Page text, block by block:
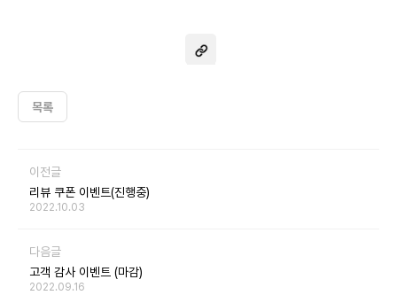
목록
이전글
리뷰 쿠폰 이벤트(진행중)
2022.10.03
다음글
고객 감사 이벤트 (마감)
2022.09.16